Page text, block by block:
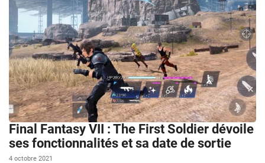
Final Fantasy VII : The First Soldier dévoile
ses fonctionnalités et sa date de sortie
4 octobre 2021